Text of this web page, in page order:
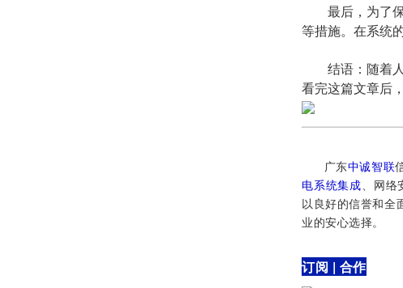
最后，为了保
等措施。在系统
结语：随着人
看完这篇文章后
​广东中诚智联
电系统集成、网络
以良好的信誉和全
业的安心选择。
订阅 | 合作